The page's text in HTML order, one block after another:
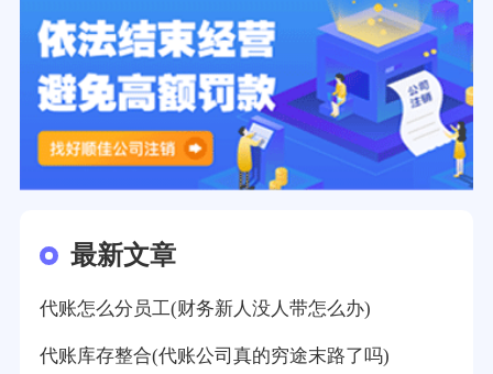
最新文章
代账怎么分员工(财务新人没人带怎么办)
代账库存整合(代账公司真的穷途末路了吗)